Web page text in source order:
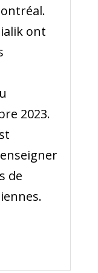
ont
2023.
de